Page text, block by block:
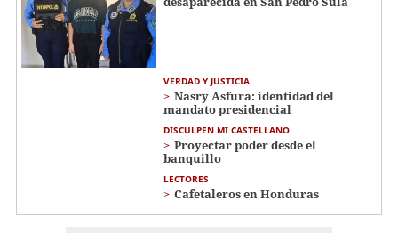
VERDAD Y JUSTICIA
Nasry Asfura: identidad del
mandato presidencial
DISCULPEN MI CASTELLANO
Proyectar poder desde el
banquillo
LECTORES
Cafetaleros en Honduras